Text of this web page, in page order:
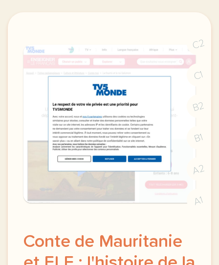
C2
C1
B2
B1
A2
A1
Conte de Mauritanie